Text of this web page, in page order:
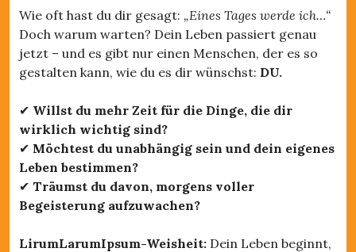
Wie oft hast du dir gesagt: „Eines Tages werde ich…“
Doch warum warten? Dein Leben passiert genau
jetzt – und es gibt nur einen Menschen, der es so
gestalten kann, wie du es dir wünschst: DU.
✔ Willst du mehr Zeit für die Dinge, die dir
wirklich wichtig sind?
✔ Möchtest du unabhängig sein und dein eigenes
Leben bestimmen?
✔ Träumst du davon, morgens voller
Begeisterung aufzuwachen?
LirumLarumIpsum-Weisheit: Dein Leben beginnt,